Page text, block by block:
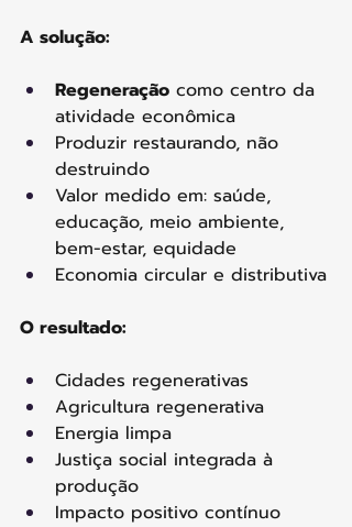
A solução:
Regeneração como centro da
atividade econômica
Produzir restaurando, não
destruindo
Valor medido em: saúde,
educação, meio ambiente,
bem-estar, equidade
Economia circular e distributiva
O resultado:
Cidades regenerativas
Agricultura regenerativa
Energia limpa
Justiça social integrada à
produção
Impacto positivo contínuo